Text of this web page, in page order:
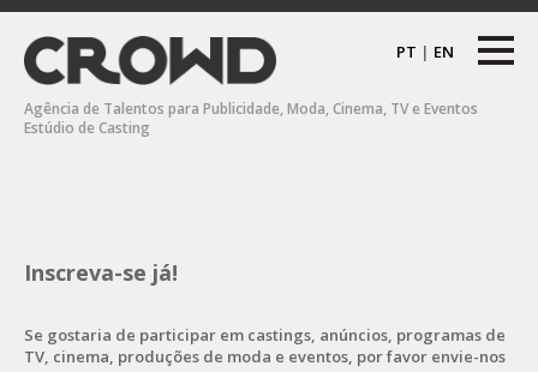
PT | EN
Agência de Talentos para Publicidade, Moda, Cinema, TV e Eventos
Estúdio de Casting
Inscreva-se já!
Se gostaria de participar em castings, anúncios, programas de
TV, cinema, produções de moda e eventos, por favor envie-nos